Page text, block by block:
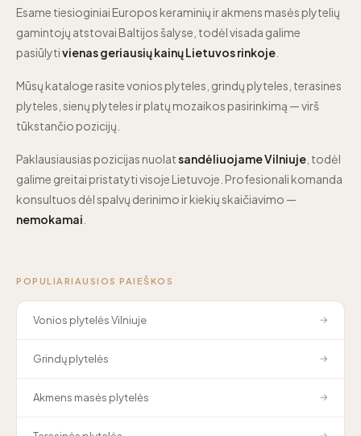
Esame tiesioginiai Europos keraminių ir akmens masės plytelių
gamintojų atstovai Baltijos šalyse, todėl visada galime
pasiūlytivienas geriausių kainų Lietuvos rinkoje
Mūsų kataloge rasite vonios plyteles, grindų plyteles, terasines
plyteles, sienų plyteles ir platų mozaikos pasirinkimą — virš
tūkstančio pozicijų.
Paklausiausias pozicijas nuolatsandėliuojame Vilniuje , todėl
galime greitai pristatyti visoje Lietuvoje. Profesionali komanda
konsultuos dėl spalvų derinimo ir kiekių skaičiavimo —
nemokamai
POPULIARIAUSIOS PAIEŠKOS
Vonios plytelės Vilniuje →
Grindų plytelės →
Akmens masės plytelės →